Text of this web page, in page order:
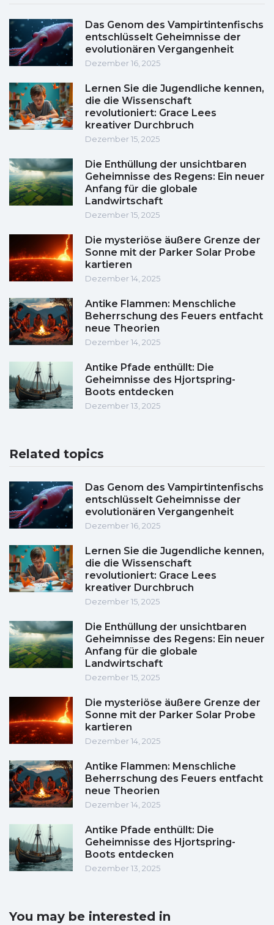
Das Genom des Vampirtintenfischs
entschlüsselt Geheimnisse der
evolutionären Vergangenheit
Dezember 16, 2025
Lernen Sie die Jugendliche kennen,
die die Wissenschaft
revolutioniert: Grace Lees
kreativer Durchbruch
Dezember 15, 2025
Die Enthüllung der unsichtbaren
Geheimnisse des Regens: Ein neuer
Anfang für die globale
Landwirtschaft
Dezember 15, 2025
Die mysteriöse äußere Grenze der
Sonne mit der Parker Solar Probe
kartieren
Dezember 14, 2025
Antike Flammen: Menschliche
Beherrschung des Feuers entfacht
neue Theorien
Dezember 14, 2025
Antike Pfade enthüllt: Die
Geheimnisse des Hjortspring-
Boots entdecken
Dezember 13, 2025
Related topics
Das Genom des Vampirtintenfischs
entschlüsselt Geheimnisse der
evolutionären Vergangenheit
Dezember 16, 2025
Lernen Sie die Jugendliche kennen,
die die Wissenschaft
revolutioniert: Grace Lees
kreativer Durchbruch
Dezember 15, 2025
Die Enthüllung der unsichtbaren
Geheimnisse des Regens: Ein neuer
Anfang für die globale
Landwirtschaft
Dezember 15, 2025
Die mysteriöse äußere Grenze der
Sonne mit der Parker Solar Probe
kartieren
Dezember 14, 2025
Antike Flammen: Menschliche
Beherrschung des Feuers entfacht
neue Theorien
Dezember 14, 2025
Antike Pfade enthüllt: Die
Geheimnisse des Hjortspring-
Boots entdecken
Dezember 13, 2025
You may be interested in